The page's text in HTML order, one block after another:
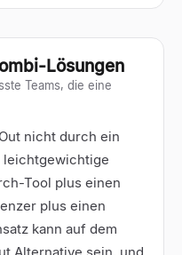
Lösungen
Teams, die eine
nicht durch ein
leichtgewichtige
Tool plus einen
plus einen
kann auf dem